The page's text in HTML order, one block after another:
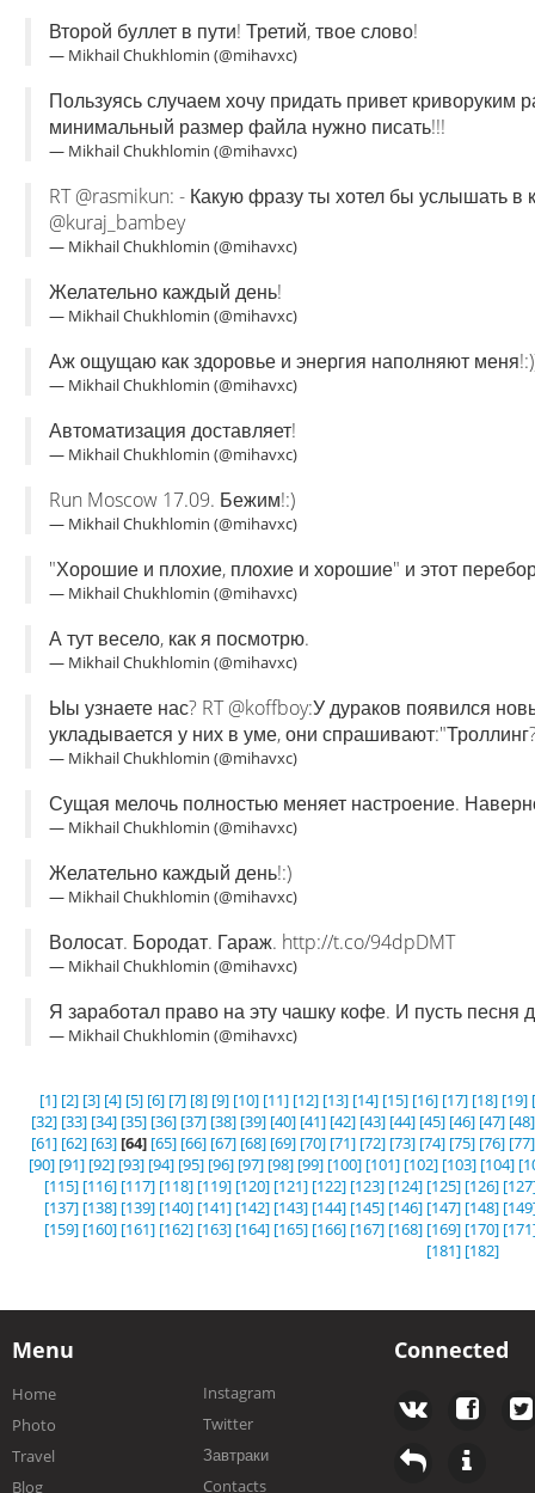
Второй буллет в пути! Третий, твое слово!
— Mikhail Chukhlomin (@mihavxc)
Пользуясь случаем хочу придать привет
минимальный размер файла нужно писать!!!
— Mikhail Chukhlomin (@mihavxc)
RT @rasmikun: - Какую фразу ты хотел бы услышать в
@kuraj_bambey
— Mikhail Chukhlomin (@mihavxc)
Желательно каждый день!
— Mikhail Chukhlomin (@mihavxc)
Аж ощущаю как здоровье и энергия наполняют
— Mikhail Chukhlomin (@mihavxc)
Автоматизация доставляет!
— Mikhail Chukhlomin (@mihavxc)
Run Moscow 17.09. Бежим!:)
— Mikhail Chukhlomin (@mihavxc)
"Хорошие и плохие, плохие и хорошие" и этот
— Mikhail Chukhlomin (@mihavxc)
А тут весело, как я посмотрю.
— Mikhail Chukhlomin (@mihavxc)
Ыы узнаете нас? RT @koffboy:У дураков появился
укладывается у них в уме, они
— Mikhail Chukhlomin (@mihavxc)
Сущая мелочь полностью меняет настроение.
— Mikhail Chukhlomin (@mihavxc)
Желательно каждый день!:)
— Mikhail Chukhlomin (@mihavxc)
Волосат. Бородат. Гараж. http://t.co/94dpDMT
— Mikhail Chukhlomin (@mihavxc)
Я заработал право на эту чашку кофе. И пусть песня
— Mikhail Chukhlomin (@mihavxc)
[1] [2] [3] [4] [5] [6] [7] [8] [9] [10] [11] [12] [13] [14] [15] [16] [17] [18] [19]
[32] [33] [34] [35] [36] [37] [38] [39] [40] [41] [42] [43] [44] [45] [46] [47] [48]
[61] [62] [63] [64] [65] [66] [67] [68] [69] [70] [71] [72] [73] [74] [75] [76] [77]
[90] [91] [92] [93] [94] [95] [96] [97] [98] [99] [100] [101] [102] [103] [104]
[115] [116] [117] [118] [119] [120] [121] [122] [123] [124] [125] [126]
[137] [138] [139] [140] [141] [142] [143] [144] [145] [146] [147] [148]
[159] [160] [161] [162] [163] [164] [165] [166] [167] [168] [169] [170]
[181] [182]
Menu
Home
Photo
Travel
Blog
Instagram
Twitter
Завтраки
Contacts
Connected